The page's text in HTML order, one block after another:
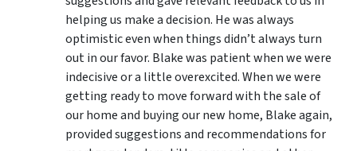
helping us make a decision. He was always
optimistic even when things didn’t always turn
out in our favor. Blake was patient when we were
indecisive or a little overexcited. When we were
getting ready to move forward with the sale of
our home and buying our new home, Blake again,
provided suggestions and recommendations for